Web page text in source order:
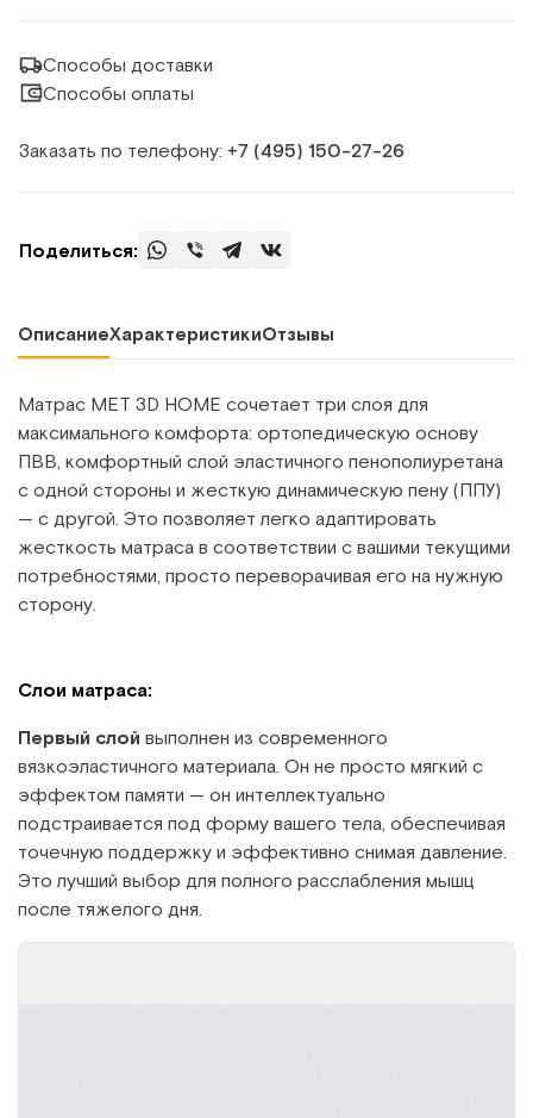
Способы доставки
Способы оплаты
Заказать по телефону: +7 (495) 150‑27‑26
Поделиться:
ОписаниеХарактеристикиОтзывы
Матрас MET 3D HOME сочетает три слоя для
максимального комфорта: ортопедическую основу
ПВВ, комфортный слой эластичного пенополиуретана
с одной стороны и жесткую динамическую пену (ППУ)
— с другой. Это позволяет легко адаптировать
жесткость матраса в соответствии с вашими текущими
потребностями, просто переворачивая его на нужную
сторону.
Слои матраса:
Первый слой выполнен из современного
вязкоэластичного материала. Он не просто мягкий с
эффектом памяти — он интеллектуально
подстраивается под форму вашего тела, обеспечивая
точечную поддержку и эффективно снимая давление.
Это лучший выбор для полного расслабления мышц
после тяжелого дня.